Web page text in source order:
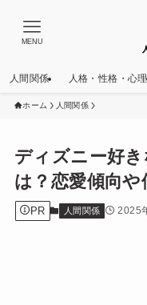
MENU
人間関係 人格・性格・心理
ホーム 人間関係
ディズニー好
は？恋愛傾向
PR 人間関係 2025